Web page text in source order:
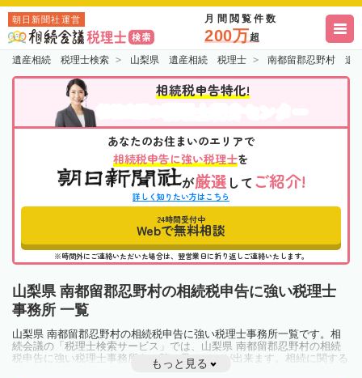
朝日新聞社運営 月間閲覧件数
200万超
遺産相続 税理士検索 山梨県 遺産相続 税理士 南都留郡忍野村 遺
相続税申告特化!
あなたのお住まいのエリアで
相続税申告に強い税理士を
が厳選 して ご紹介!
詳しく知りたい方はこちら
24時間受付中
Webで無料相談
※時間外にご連絡いただいた場合は、翌営業日に折り返しご連絡いたします。
山梨県 南都留郡忍野村の相続税申告に強い税理士
事務所 一覧
山梨県 南都留郡忍野村の相続税申告に強い税理士事務所一覧です。相
続会議の「税理士検索サービス」では、山梨県 南都留郡忍野村の相続
税申告に強い税理士事務所を一覧で見ることが出来ます。相続に関する
税金や特例制度のことは一度近隣の税理士に相談してみましょう。
もっと見る